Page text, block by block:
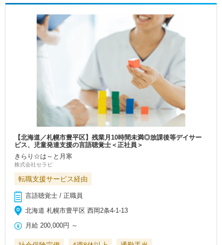
【北海道／札幌市豊平区】残業月10時間未満◎放課後等デイサー
ビス、児童発達支援の言語聴覚士＜正社員＞
きらり☆は～と月寒
株式会社セラビ
転職支援サービス経由
言語聴覚士 / 正職員
北海道 札幌市豊平区 西岡2条4‐1‐13
月給 200,000円 ～